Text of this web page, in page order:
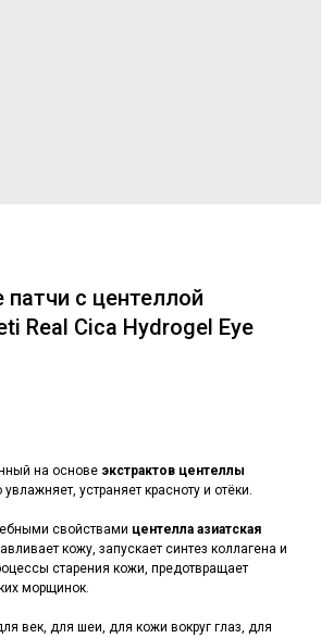
патчи с центеллой
Real Cica Hydrogel Eye
на основе экстрактов центеллы
устраняет красноту и отёки.
свойствами центелла азиатская
кожу, запускает синтез коллагена и
старения кожи, предотвращает
морщинок.
век, для шеи, для кожи вокруг глаз, для